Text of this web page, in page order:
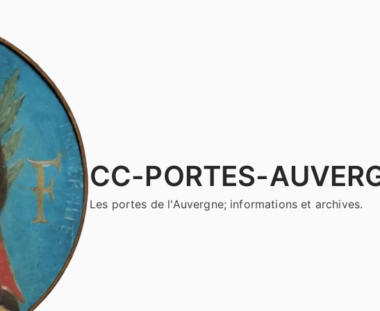
CC-PORTES-
Les portes de l'Auvergne; informations et archives.